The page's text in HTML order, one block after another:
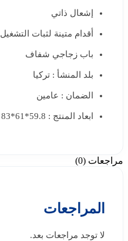
إشعال ذاتي
أقدام متينة لثبات التشغيل
باب زجاجي شفاف
بلد المنشأ : تركيا
الضمان : عامين
ابعاد المنتج : 59.8*61*83 سم
مراجعات (0)
المراجعات
لا توجد مراجعات بعد.